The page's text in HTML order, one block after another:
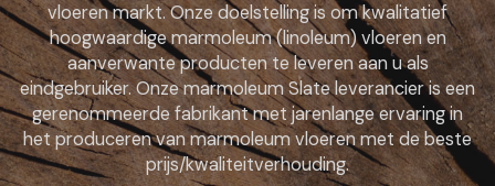
vloeren markt. Onze doelstelling is om kwalitatief
hoogwaardige marmoleum (linoleum) vloeren en
aanverwante producten te leveren aan u als
eindgebruiker. Onze marmoleum Slate leverancier is een
gerenommeerde fabrikant met jarenlange ervaring in
het produceren van marmoleum vloeren met de beste
prijs/kwaliteitverhouding.